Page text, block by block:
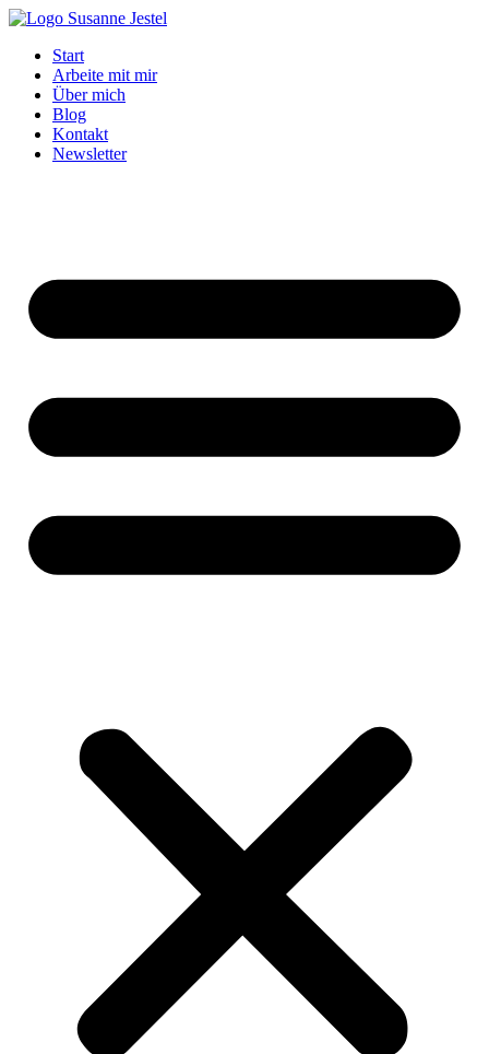
Zum
springenStart
Arbeite mit mir
Über mich
Blog
Kontakt
Newsletter